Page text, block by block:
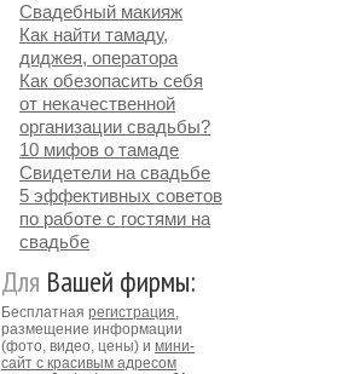
Свадебный макияж
Как найти тамаду,
диджея, оператора
Как обезопасить себя
от некачественной
организации свадьбы?
10 мифов о тамаде
Свидетели на свадьбе
5 эффективных советов
по работе с гостями на
свадьбе
Для Вашей фирмы:
Бесплатная регистрация,
размещение информации
(фото, видео, цены) и мини-
сайт с красивым адресом